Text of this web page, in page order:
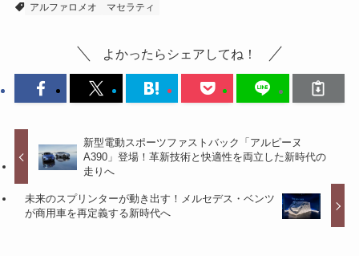
アルファロメオ
マセラティ
よかったらシェアしてね！
新型電動スポーツファストバック「アルピーヌ
A390」登場！革新技術と快適性を両立した新時代の
走りへ
未来のスプリンターが動き出す！メルセデス・ベンツ
が商用車を再定義する新時代へ